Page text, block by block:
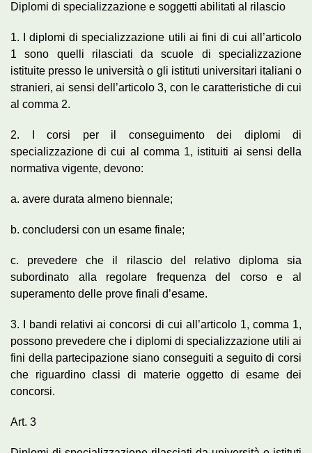
Diplomi di specializzazione e soggetti abilitati al rilascio
1. I diplomi di specializzazione utili ai fini di cui all’articolo
1 sono quelli rilasciati da scuole di specializzazione
istituite presso le università o gli istituti universitari italiani o
stranieri, ai sensi dell’articolo 3, con le caratteristiche di cui
al comma 2.
2. I corsi per il conseguimento dei diplomi di
specializzazione di cui al comma 1, istituiti ai sensi della
normativa vigente, devono:
a. avere durata almeno biennale;
b. concludersi con un esame finale;
c. prevedere che il rilascio del relativo diploma sia
subordinato alla regolare frequenza del corso e al
superamento delle prove finali d’esame.
3. I bandi relativi ai concorsi di cui all’articolo 1, comma 1,
possono prevedere che i diplomi di specializzazione utili ai
fini della partecipazione siano conseguiti a seguito di corsi
che riguardino classi di materie oggetto di esame dei
concorsi.
Art. 3